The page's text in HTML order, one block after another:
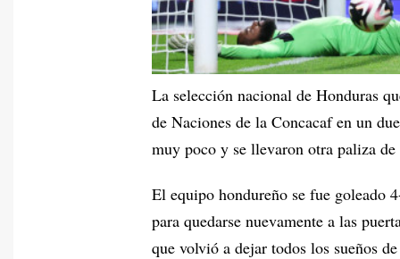
La selección nacional de Honduras
de Naciones de la Concacaf en un
muy poco y se llevaron otra paliza de
El equipo hondureño se fue goleado
para quedarse nuevamente a las
que volvió a dejar todos los sueños